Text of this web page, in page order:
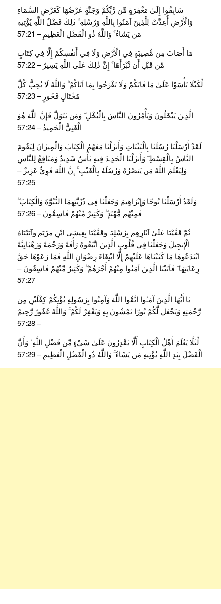
سَابِقُوا إِلَىٰ مَغْفِرَةٍ مِّن رَّبِّكُمْ وَجَنَّةٍ عَرْضُهَا كَعَرْضِ السَّمَاءِ
وَالْأَرْضِ أُعِدَّتْ لِلَّذِينَ آمَنُوا بِاللَّهِ وَرُسُلِهِ ۚ ذَٰلِكَ فَضْلُ اللَّهِ يُؤْتِيهِ
مَن يَشَاءُ ۚ وَاللَّهُ ذُو الْفَضْلِ الْعَظِيمِ – 57:21
مَا أَصَابَ مِن مُّصِيبَةٍ فِي الْأَرْضِ وَلَا فِي أَنفُسِكُمْ إِلَّا فِي كِتَابٍ
مِّن قَبْلِ أَن نَّبْرَأَهَا ۚ إِنَّ ذَٰلِكَ عَلَى اللَّهِ يَسِيرٌ – 57:22
لِّكَيْلَا تَأْسَوْا عَلَىٰ مَا فَاتَكُمْ وَلَا تَفْرَحُوا بِمَا آتَاكُمْ ۗ وَاللَّهُ لَا يُحِبُّ كُلَّ
مُخْتَالٍ فَخُورٍ – 57:23
الَّذِينَ يَبْخَلُونَ وَيَأْمُرُونَ النَّاسَ بِالْبُخْلِ ۗ وَمَن يَتَوَلَّ فَإِنَّ اللَّهَ هُوَ
الْغَنِيُّ الْحَمِيدُ – 57:24
لَقَدْ أَرْسَلْنَا رُسُلَنَا بِالْبَيِّنَاتِ وَأَنزَلْنَا مَعَهُمُ الْكِتَابَ وَالْمِيزَانَ لِيَقُومَ
النَّاسُ بِالْقِسْطِ ۖ وَأَنزَلْنَا الْحَدِيدَ فِيهِ بَأْسٌ شَدِيدٌ وَمَنَافِعُ لِلنَّاسِ
وَلِيَعْلَمَ اللَّهُ مَن يَنصُرُهُ وَرُسُلَهُ بِالْغَيْبِ ۚ إِنَّ اللَّهَ قَوِيٌّ عَزِيزٌ –
57:25
وَلَقَدْ أَرْسَلْنَا نُوحًا وَإِبْرَاهِيمَ وَجَعَلْنَا فِي ذُرِّيَّتِهِمَا النُّبُوَّةَ وَالْكِتَابَ ۖ
فَمِنْهُم مُّهْتَدٍ ۖ وَكَثِيرٌ مِّنْهُمْ فَاسِقُونَ – 57:26
ثُمَّ قَفَّيْنَا عَلَىٰ آثَارِهِم بِرُسُلِنَا وَقَفَّيْنَا بِعِيسَى ابْنِ مَرْيَمَ وَآتَيْنَاهُ
الْإِنجِيلَ وَجَعَلْنَا فِي قُلُوبِ الَّذِينَ اتَّبَعُوهُ رَأْفَةً وَرَحْمَةً وَرَهْبَانِيَّةً
ابْتَدَعُوهَا مَا كَتَبْنَاهَا عَلَيْهِمْ إِلَّا ابْتِغَاءَ رِضْوَانِ اللَّهِ فَمَا رَعَوْهَا حَقَّ
رِعَايَتِهَا ۖ فَآتَيْنَا الَّذِينَ آمَنُوا مِنْهُمْ أَجْرَهُمْ ۖ وَكَثِيرٌ مِّنْهُمْ فَاسِقُونَ –
57:27
يَا أَيُّهَا الَّذِينَ آمَنُوا اتَّقُوا اللَّهَ وَآمِنُوا بِرَسُولِهِ يُؤْتِكُمْ كِفْلَيْنِ مِن
رَّحْمَتِهِ وَيَجْعَل لَّكُمْ نُورًا تَمْشُونَ بِهِ وَيَغْفِرْ لَكُمْ ۚ وَاللَّهُ غَفُورٌ رَّحِيمٌ
– 57:28
لِّئَلَّا يَعْلَمَ أَهْلُ الْكِتَابِ أَلَّا يَقْدِرُونَ عَلَىٰ شَيْءٍ مِّن فَضْلِ اللَّهِ ۙ وَأَنَّ
الْفَضْلَ بِيَدِ اللَّهِ يُؤْتِيهِ مَن يَشَاءُ ۚ وَاللَّهُ ذُو الْفَضْلِ الْعَظِيمِ – 57:29